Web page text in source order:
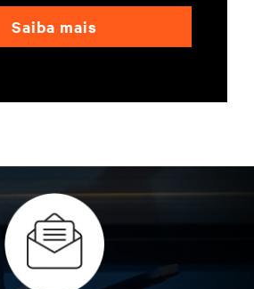
Saiba mais